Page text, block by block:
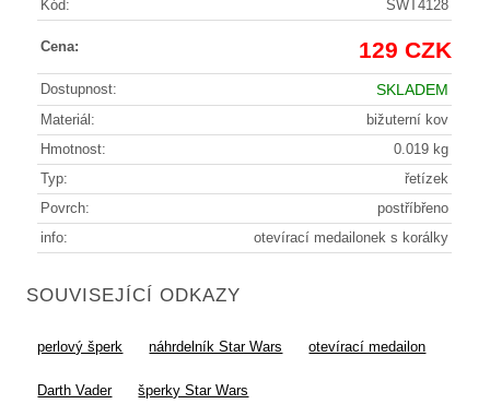
Kód: SWT4128
Cena: 129 CZK
Dostupnost: SKLADEM
Materiál:
bižuterní kov
Hmotnost:
0.019 kg
Typ:
řetízek
Povrch:
postříbřeno
info:
otevírací medailonek s korálky
SOUVISEJÍCÍ ODKAZY
perlový šperk náhrdelník Star Wars otevírací medailon
Darth Vader šperky Star Wars